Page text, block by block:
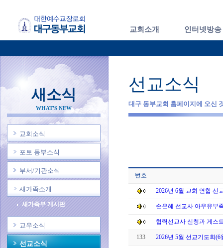
교회소개 인터넷방송
새소식
WHAT'S NEW
교회소식
포토 동부소식
부서/기관소식
새가족소개
새가족부 게시판
교우소식
선교소식
선교소식
대구 동부교회 홈페이지에 오신
번호
2026년 6월 교회 연합 선
손은혜 선교사 아우유부
협력선교사 신청과 게스
133 2026년 5월 선교기도회